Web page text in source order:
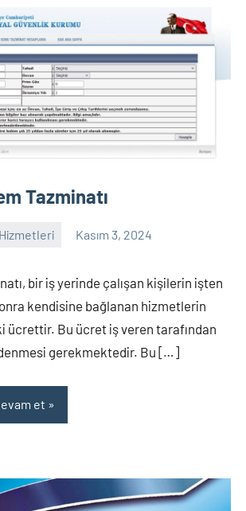
sorgulama
gibi
birçok
konuda
bilgiyi
sitemizde
bulabilirsiniz.
Tazminatı
Kasım 3, 2024
bir iş yerinde çalışan kişilerin işten
kendisine bağlanan hizmetlerin
ücrettir. Bu ücret iş veren tarafından
gerekmektedir. Bu […]
et